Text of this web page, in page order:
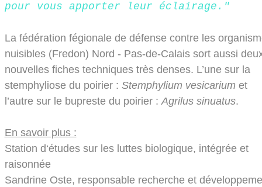
pour vous apporter leur éclairage."
La fédération fégionale de défense contre les
nuisibles (Fredon) Nord - Pas-de-Calais sort aussi
nouvelles fiches techniques très denses. L’une sur la
stemphyliose du poirier : Stemphylium vesicarium et
l’autre sur le bupreste du poirier :Agrilus sinuatus.
En savoir plus :
Station d‘études sur les luttes biologique, intégrée et
raisonnée
Sandrine Oste, responsable recherche et